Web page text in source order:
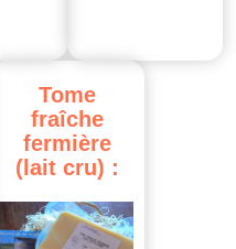
Tome
fraîche
fermière
(lait cru) :